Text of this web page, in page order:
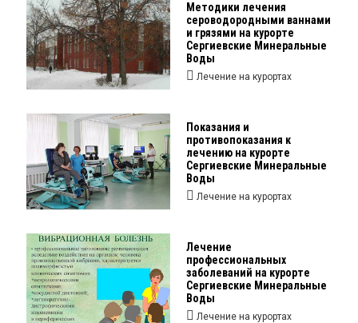
Методики лечения
сероводородными ваннами
и грязями на курорте
Сергиевские Минеральные
Воды
Лечение на курортах
Показания и
противопоказания к
лечению на курорте
Сергиевские Минеральные
Воды
Лечение на курортах
Лечение
профессиональных
заболеваний на курорте
Сергиевские Минеральные
Воды
Лечение на курортах